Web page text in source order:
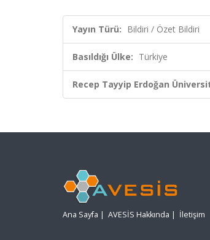
Yayın Türü: Bildiri / Özet Bildiri
Basıldığı Ülke: Türkiye
Recep Tayyip Erdoğan
Ana Sayfa | AVESİS Hakkında | İletişim